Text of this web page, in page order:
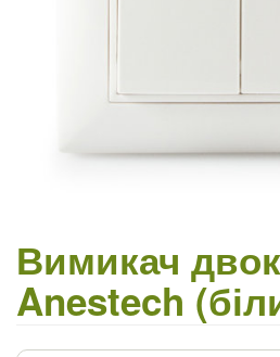
Вимикач
Anestech